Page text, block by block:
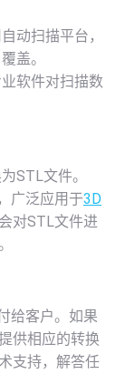
动扫描平台，
盖。
软件对扫描数
STL文件。
广泛应用于3D
对STL文件进
给客户。如果
供相应的转换
支持，解答任